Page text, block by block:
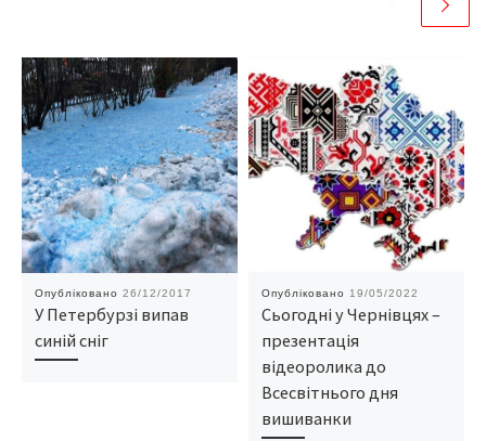
Опубліковано 26/12/2017
У Петербурзі випав
синій сніг
Опубліковано 19/05/2022
Сьогодні у Чернівцях –
презентація
відеоролика до
Всесвітнього дня
вишиванки